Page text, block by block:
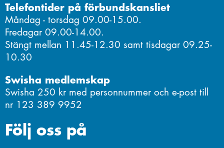
Telefontider på förbundskansliet
Måndag - torsdag 09.00-15.00.
Fredagar 09.00-14.00.
Stängt mellan 11.45-12.30 samt tisdagar 09.25-
10.30
Swisha medlemskap
Swisha 250 kr med personnummer och e-post till
nr 123 389 9952
Följ oss på